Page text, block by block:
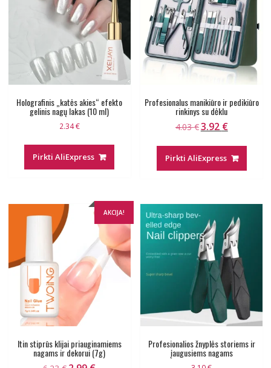
Holografinis „katės akies“ efekto
gelinis nagų lakas (10 ml)
2.34€
Pirkti AliExpress
Profesionalus manikiūro ir pedikiūro
rinkinys su dėklu
4.03€Original
4.03 €.
3.92 €Current
3.92 €.
Pirkti AliExpress
AKCIJA!
Itin stiprūs klijai priauginamiems
nagams ir dekorui (7g)
Profesionalios žnyplės storiems ir
įaugusiems nagams